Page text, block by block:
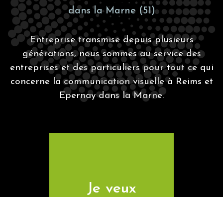
dans la Marne (51)
Entreprise transmise depuis plusieurs
générations, nous sommes au service des
entreprises et des particuliers pour tout ce qui
concerne la communication visuelle à Reims et
Epernay dans la Marne.
Je veux